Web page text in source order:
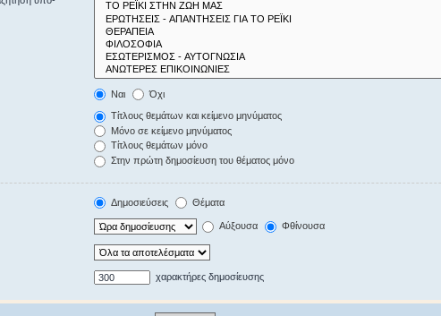
Ναι Όχι
Τίτλους θεμάτων και κείμενο μηνύματος
Μόνο σε κείμενο μηνύματος
Τίτλους θεμάτων μόνο
Στην πρώτη δημοσίευση του θέματος μόνο
Δημοσιεύσεις Θέματα
Αύξουσα Φθίνουσα
χαρακτήρες δημοσίευσης